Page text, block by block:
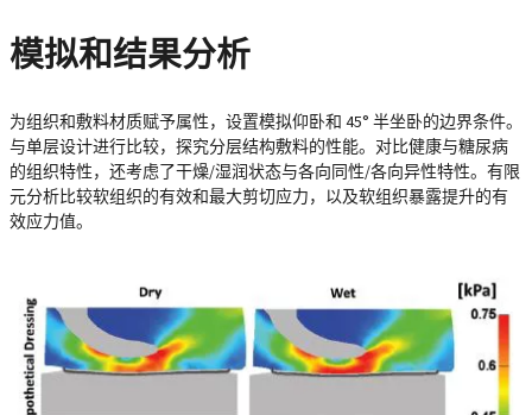
模拟和结果分析
为组织和敷料材质赋予属性，设置模拟仰卧和 45° 半坐卧的边界条件。
与单层设计进行比较，探究分层结构敷料的性能。对比健康与糖尿病
的组织特性，还考虑了干燥/湿润状态与各向同性/各向异性特性。有限
元分析比较软组织的有效和最大剪切应力，以及软组织暴露提升的有
效应力值。